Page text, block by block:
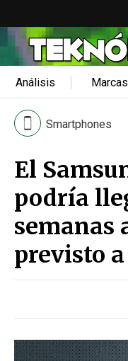
Análisis Marcas
Smartphones
El
podría
semanas
previsto